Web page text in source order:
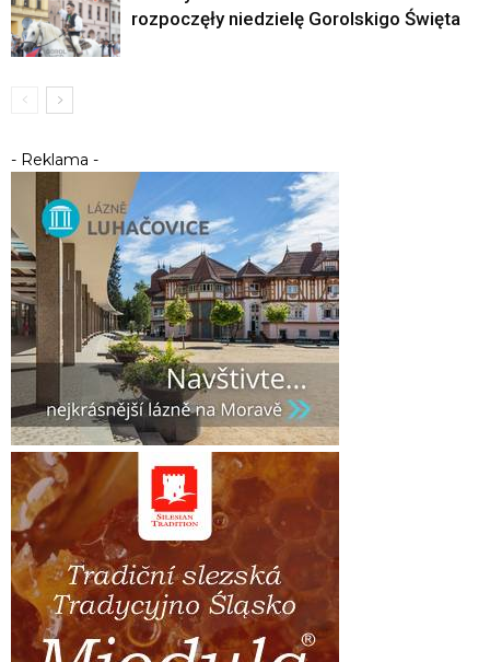
rozpoczęły niedzielę Gorolskigo Święta
- Reklama -